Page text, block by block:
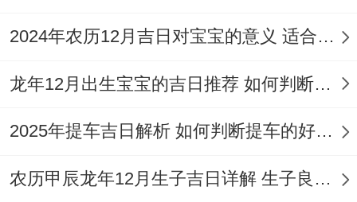
烛在穴中绕三圈。
安葬后要撒五谷，标记子孙丰衣足食...这些
利方位，最佳能接纳阳光与生气，周围宜有
2024年农历12月吉日对宝宝的意义 适合龙年宝宝出生的日子有哪些
龙年12月出生宝宝的吉日推荐 如何判断吉日是否适合宝宝
2025年提车吉日解析 如何判断提车的好日子
农历甲辰龙年12月生子吉日详解 生子良辰的影响因素